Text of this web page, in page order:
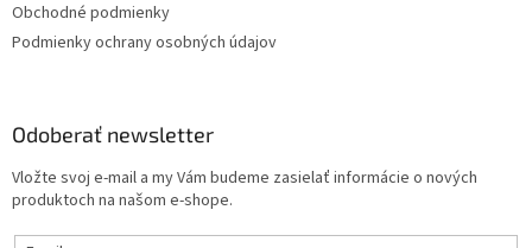
Obchodné podmienky
Podmienky ochrany osobných údajov
Odoberať newsletter
Vložte svoj e-mail a my Vám budeme zasielať informácie o nových
produktoch na našom e-shope.